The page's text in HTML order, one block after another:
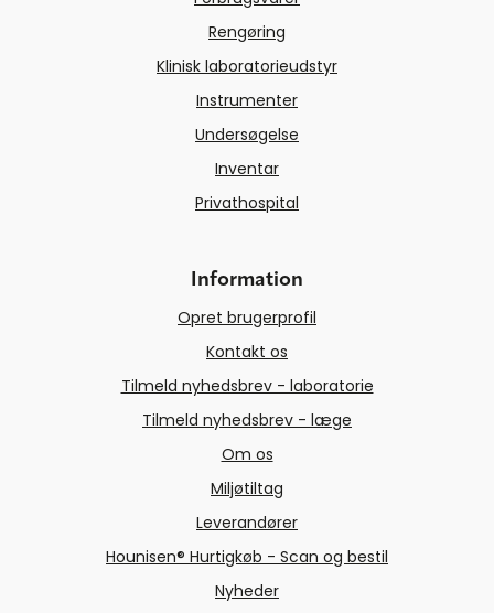
Rengøring
Klinisk laboratorieudstyr
Instrumenter
Undersøgelse
Inventar
Privathospital
Information
Opret brugerprofil
Kontakt os
Tilmeld nyhedsbrev - laboratorie
Tilmeld nyhedsbrev - læge
Om os
Miljøtiltag
Leverandører
Hounisen® Hurtigkøb - Scan og bestil
Nyheder